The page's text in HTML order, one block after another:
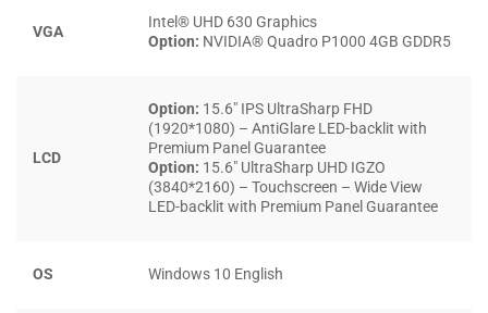
được hiển thị một các sắc nét, sống động và chân thực tới
VGA
Intel® UHD 630 Graphics
Option: NVIDIA® Quadro P1000 4GB GDDR5
LCD
Option: 15.6″ IPS UltraSharp FHD
(1920*1080) – AntiGlare LED-backlit with
Premium Panel Guarantee
Option: 15.6″ UltraSharp UHD IGZO
(3840*2160) – Touchscreen – Wide View
LED-backlit with Premium Panel Guarantee
OS Windows 10 English